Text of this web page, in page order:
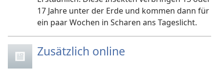
17 Jahre unter der Erde und kommen dann für
ein paar Wochen in Scharen ans Tageslicht.
Zusätzlich online